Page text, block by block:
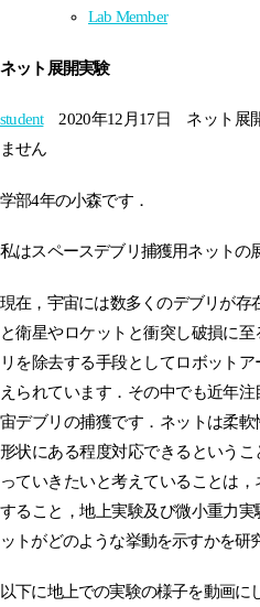
Lab Member
ネット展開実験
student 2020年12月17日 ネット展
ません
学部4年の小森です．
私はスペースデブリ捕獲用ネットの
現在，宇宙には数多くのデブリが存
と衛星やロケットと衝突し破損に
リを除去する手段としてロボット
えられています．その中でも近年
宙デブリの捕獲です．ネットは柔
形状にある程度対応できるという
っていきたいと考えていることは
すること，地上実験及び微小重力
ットがどのような挙動を示すかを研
以下に地上での実験の様子を動画に